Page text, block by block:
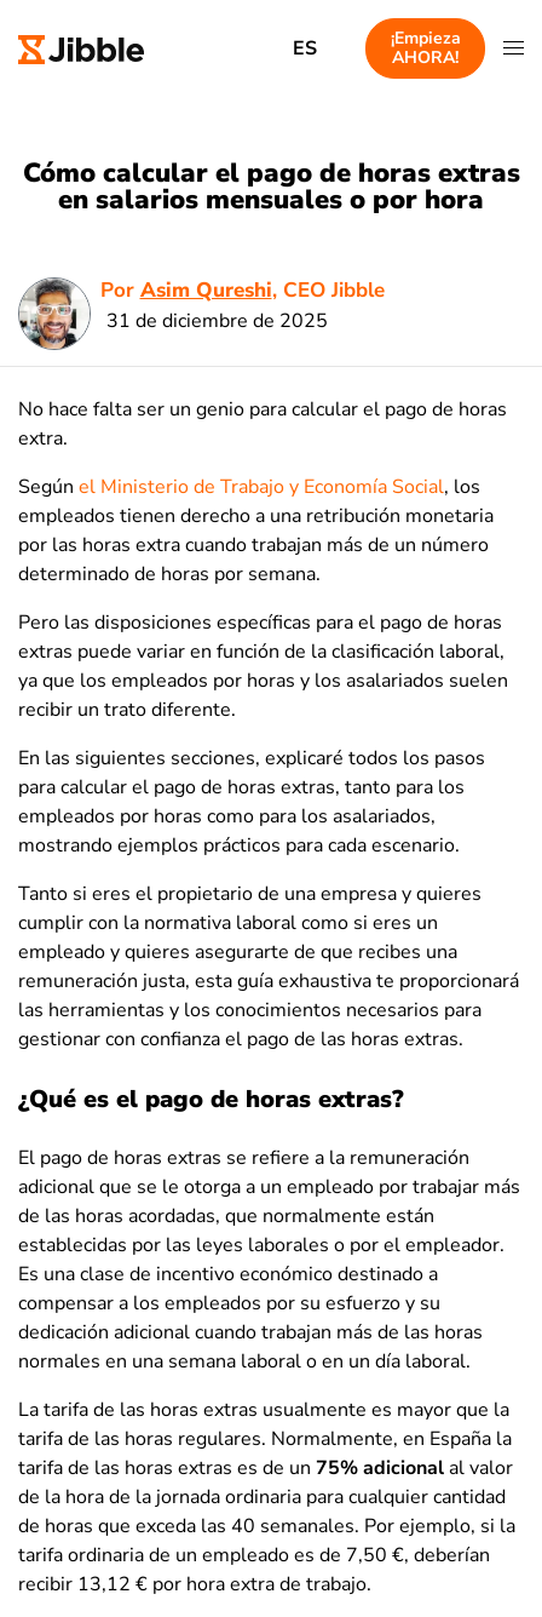
ES
¡Empieza
AHORA!
Cómo calcular el pago de horas extras
en salarios mensuales o por hora
Por Asim Qureshi, CEO Jibble
31 de diciembre de 2025
No hace falta ser un genio para calcular el pago de horas
extra.
Según el Ministerio de Trabajo y Economía Social, los
empleados tienen derecho a una retribución monetaria
por las horas extra cuando trabajan más de un número
determinado de horas por semana.
Pero las disposiciones específicas para el pago de horas
extras puede variar en función de la clasificación laboral,
ya que los empleados por horas y los asalariados suelen
recibir un trato diferente.
En las siguientes secciones, explicaré todos los pasos
para calcular el pago de horas extras, tanto para los
empleados por horas como para los asalariados,
mostrando ejemplos prácticos para cada escenario.
Tanto si eres el propietario de una empresa y quieres
cumplir con la normativa laboral como si eres un
empleado y quieres asegurarte de que recibes una
remuneración justa, esta guía exhaustiva te proporcionará
las herramientas y los conocimientos necesarios para
gestionar con confianza el pago de las horas extras.
¿Qué es el pago de horas extras?
El pago de horas extras se refiere a la remuneración
adicional que se le otorga a un empleado por trabajar más
de las horas acordadas, que normalmente están
establecidas por las leyes laborales o por el empleador.
Es una clase de incentivo económico destinado a
compensar a los empleados por su esfuerzo y su
dedicación adicional cuando trabajan más de las horas
normales en una semana laboral o en un día laboral.
La tarifa de las horas extras usualmente es mayor que la
tarifa de las horas regulares. Normalmente, en España la
tarifa de las horas extras es de un 75% adicionalal valor
de la hora de la jornada ordinaria para cualquier cantidad
de horas que exceda las 40 semanales. Por ejemplo, si la
tarifa ordinaria de un empleado es de 7,50 €, deberían
recibir 13,12 € por hora extra de trabajo.